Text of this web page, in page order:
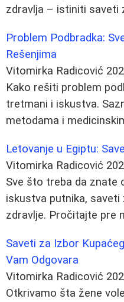
zdravlja – istiniti saveti
Problem Podbradka:
Rešenjima
Vitomirka Radicović
Kako rešiti problem
tretmani i iskustva.
metodama i
Letovanje u Egiptu:
Vitomirka Radicović
Sve što treba da znate
iskustva putnika,
zdravlje. Pročitajte pre
Saveti za Izbor
Vam Odgovara
Vitomirka Radicović
Otkrivamo šta žene